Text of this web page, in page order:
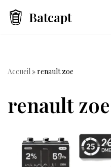
Aller
Batcapt
Accueil»renault zoe
renault zoe